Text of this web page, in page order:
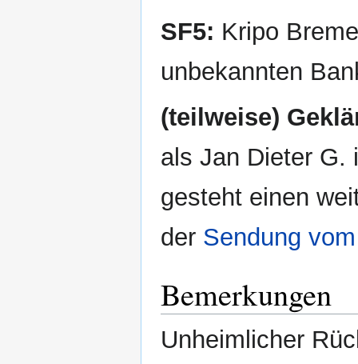
SF5: Kripo
unbekannten
(teilweise)
als Jan Dieter G.
gesteht einen
der Sendung
Bemerkungen
Unheimlicher